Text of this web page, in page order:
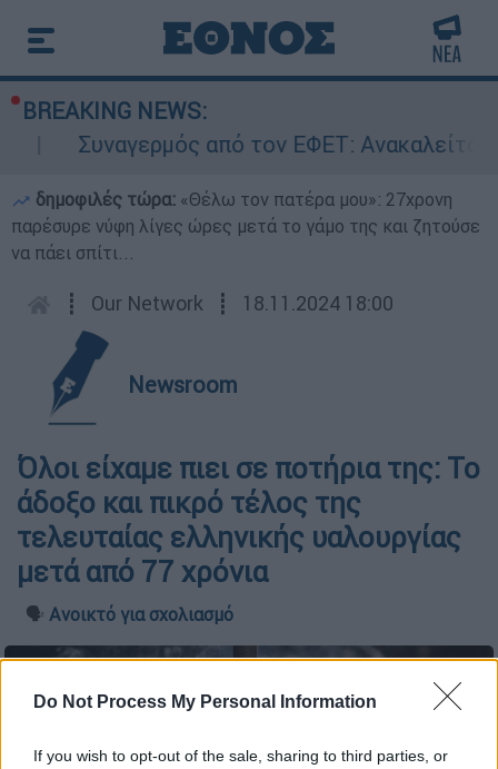
Do Not Process My Personal Information
If you wish to opt-out of the sale, sharing to third parties, or
BREAKING NEWS:
Συναγερμός από τον ΕΦΕΤ: Ανακαλείται
δημοφιλές τώρα: «Θέλω τον πατέρα μου»: 27χρονη
παρέσυρε νύφη λίγες ώρες μετά το γάμο της και ζητούσε
να πάει σπίτι...
┋ Our Network ┋ 18.11.2024 18:00
Newsroom
Όλοι είχαμε πιει σε ποτήρια της: Το
άδοξο και πικρό τέλος της
τελευταίας ελληνικής υαλουργίας
μετά από 77 χρόνια
🗣️ Ανοικτό για σχολιασμό